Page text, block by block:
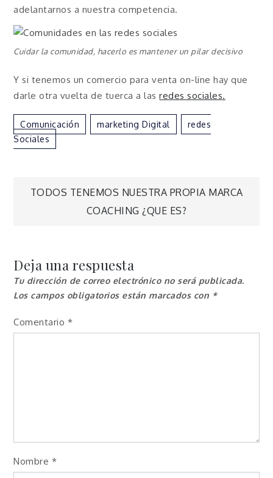
adelantarnos a nuestra competencia.
Cuidar la comunidad, hacerlo es mantener un pilar decisivo
Y si tenemos un comercio para venta on-line hay que
darle otra vuelta de tuerca a lasredes sociales.
Comunicación Marketing Digital
Redes
Sociales
Navegación
entradas
TODOS TENEMOS NUESTRA PROPIA MARCA
COACHING ¿QUE ES?
Deja una respuesta
Tu dirección de correo electrónico no será publicada.
Los campos obligatorios están marcados con *
Comentario *
Nombre *